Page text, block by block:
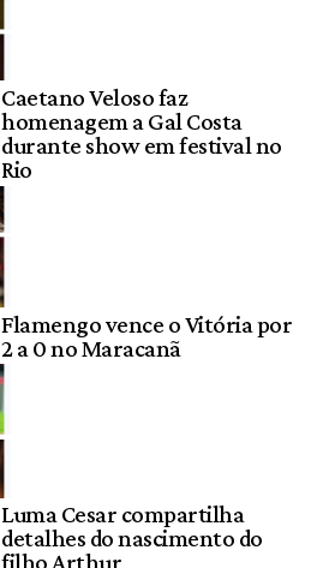
Caetano Veloso faz
homenagem a Gal Costa
durante show em festival no
Rio
Flamengo vence o Vitória por
2 a 0 no Maracanã
Luma Cesar compartilha
detalhes do nascimento do
filho Arthur